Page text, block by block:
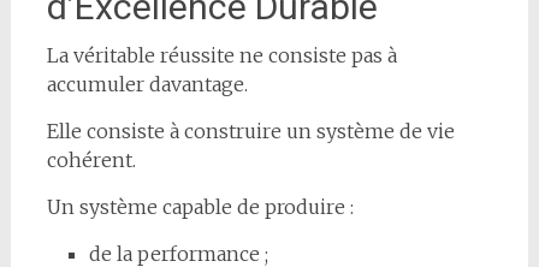
La véritable réussite ne consiste pas à
accumuler davantage.
Elle consiste à construire un système de vie
cohérent.
Un système capable de produire :
de la performance ;